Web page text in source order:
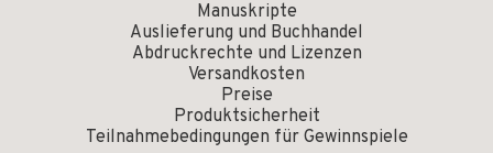
Manuskripte
Auslieferung und Buchhandel
Abdruckrechte und Lizenzen
Versandkosten
Preise
Produktsicherheit
Teilnahmebedingungen für Gewinnspiele